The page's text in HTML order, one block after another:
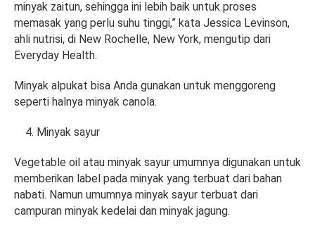
minyak zaitun, sehingga ini lebih baik untuk proses
memasak yang perlu suhu tinggi,” kata Jessica Levinson,
ahli nutrisi, di New Rochelle, New York, mengutip dari
Everyday Health.
Minyak alpukat bisa Anda gunakan untuk menggoreng
seperti halnya minyak canola.
Minyak sayur
Vegetable oil atau minyak sayur umumnya digunakan untuk
memberikan label pada minyak yang terbuat dari bahan
nabati. Namun umumnya minyak sayur terbuat dari
campuran minyak kedelai dan minyak jagung.